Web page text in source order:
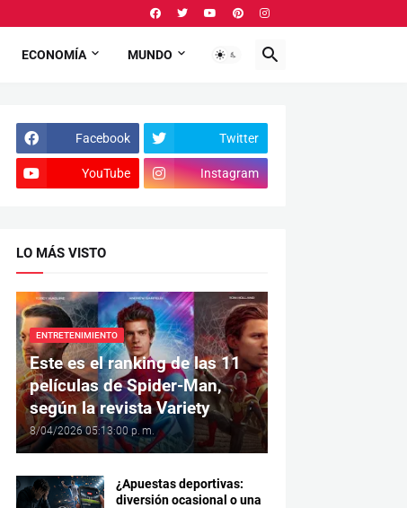
ECONOMÍA MUNDO
Facebook Twitter
YouTube Instagram
LO MÁS VISTO
ENTRETENIMIENTO
Este es el ranking de las 11
películas de Spider-Man,
según la revista Variety
8/04/2026 05:13:00 p. m.
¿Apuestas deportivas:
diversión ocasional o una